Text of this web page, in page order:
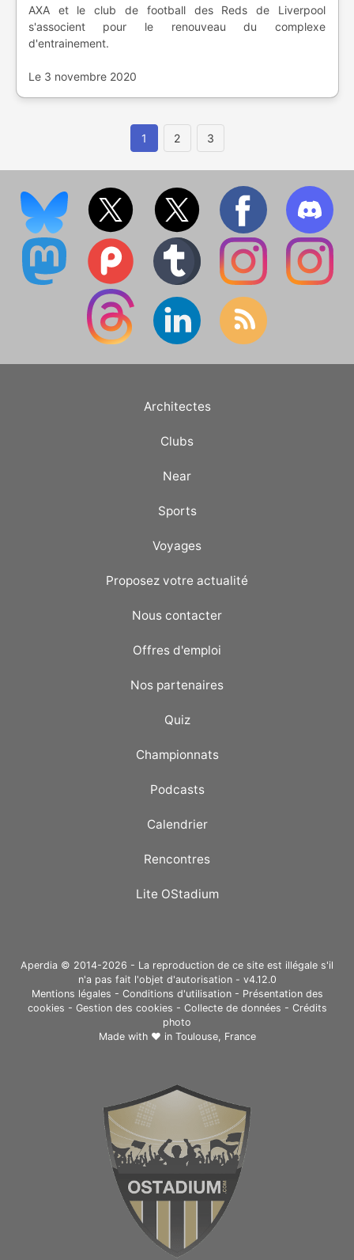
AXA et le club de football des Reds de Liverpool
s'associent pour le renouveau du complexe
d'entrainement.
Le 3 novembre 2020
1 2 3
Architectes
Clubs
Near
Sports
Voyages
Proposez votre actualité
Nous contacter
Offres d'emploi
Nos partenaires
Quiz
Championnats
Podcasts
Calendrier
Rencontres
Lite OStadium
Aperdia © 2014-2026 - La reproduction de ce site est illégale s'il
n'a pas fait l'objet d'autorisation - v4.12.0
Mentions légales - Conditions d'utilisation- Présentation des
cookies - Gestion des cookies - Collecte de données - Crédits
photo
Made with ❤ in Toulouse, France